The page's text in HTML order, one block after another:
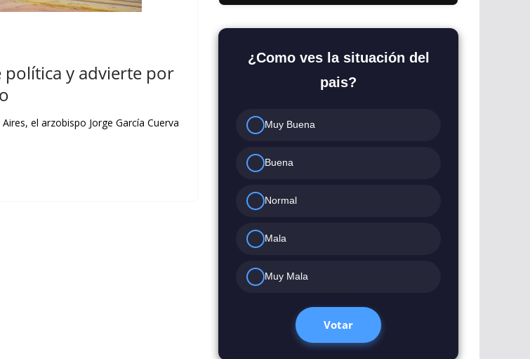
política y advierte por
el arzobispo Jorge García Cuerva
¿Como ves la situación del
pais?
Muy Buena
Buena
Normal
Mala
Muy Mala
Votar